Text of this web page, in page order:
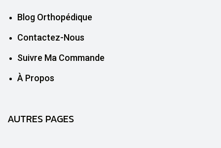
Blog Orthopédique
Contactez-Nous
Suivre Ma Commande
À Propos
AUTRES PAGES